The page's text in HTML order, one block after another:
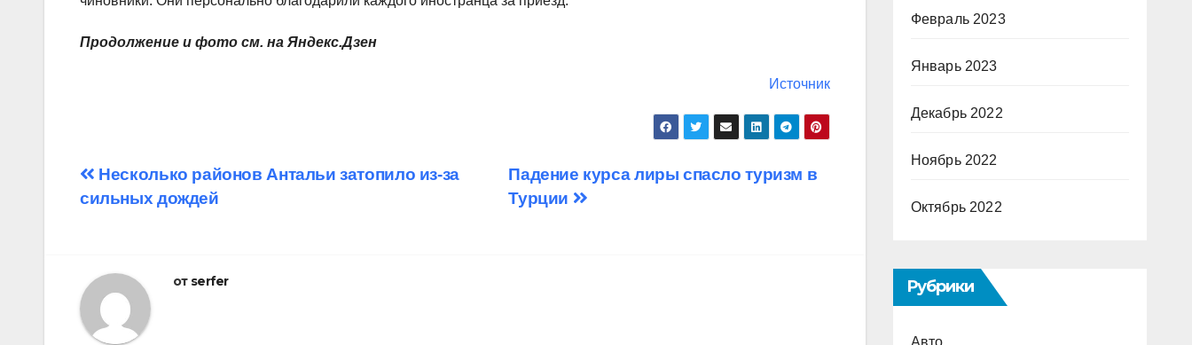
Продолжение и фото см. на Яндекс.Дзен
Источник
Навигация
Падение курса лиры спасло туризм в
Турции
Несколько районов Антальи затопило из-за
сильных дождей
от serfer
Февраль 2023
Январь 2023
Декабрь 2022
Ноябрь 2022
Октябрь 2022
Рубрики
Авто